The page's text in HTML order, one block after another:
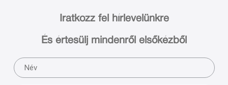
Iratkozz fel hírlevelünkre
És értesülj mindenről elsőkézből